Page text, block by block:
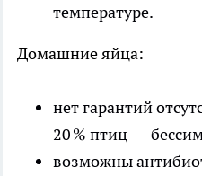
температуре.
Домашние яйца:
нет гарантий
20 % птиц —
возможны